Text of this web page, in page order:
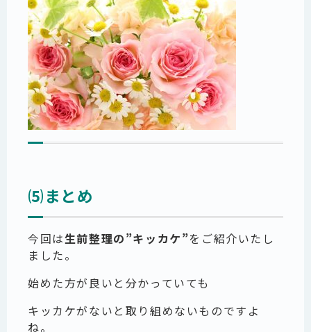
⑸まとめ
今回は生前整理の”キッカケ”をご紹介いたし
ました。
始めた方が良いと分かっていても
キッカケがないと取り組めないものですよ
ね。